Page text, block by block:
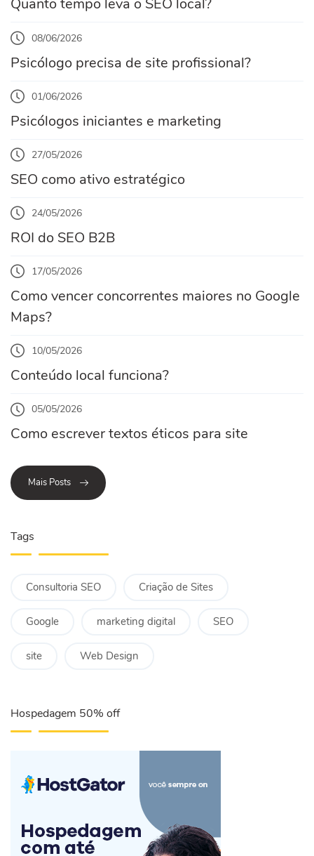
Quanto tempo leva o SEO local?
08/06/2026
Psicólogo precisa de site profissional?
01/06/2026
Psicólogos iniciantes e marketing
27/05/2026
SEO como ativo estratégico
24/05/2026
ROI do SEO B2B
17/05/2026
Como vencer concorrentes maiores no Google
Maps?
10/05/2026
Conteúdo local funciona?
05/05/2026
Como escrever textos éticos para site
Mais Posts
Tags
Consultoria SEO Criação de Sites
Google marketing digital SEO
site Web Design
Hospedagem 50% off